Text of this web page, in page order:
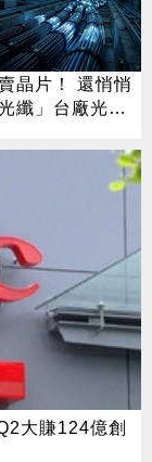
晶片！ 還悄悄
纖」台廠光通
大賺124億創